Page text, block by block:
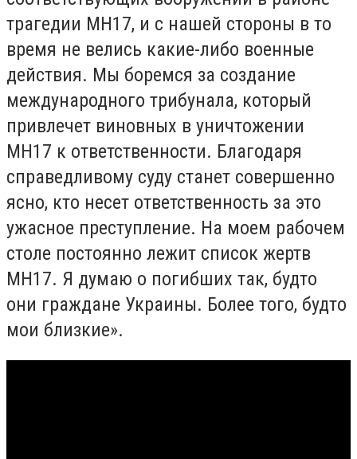
трагедии MH17, и с нашей стороны в то
время не велись какие-либо военные
действия. Мы боремся за создание
международного трибунала, который
привлечет виновных в уничтожении
MH17 к ответственности. Благодаря
справедливому суду станет совершенно
ясно, кто несет ответственность за это
ужасное преступление. На моем рабочем
столе постоянно лежит список жертв
MH17. Я думаю о погибших так, будто
они граждане Украины. Более того, будто
мои близкие».